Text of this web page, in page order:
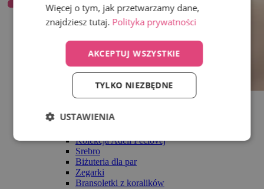
Wszystko w kategorii Biżuteria
Bransoletki
Kolekcja Adéli Pečlovej
Srebro
Biżuteria dla par
Zegarki
Bransoletki z koralików
Więcej o tym, jak przetwarzamy dane,
znajdziesz tutaj. Polityka prywatności
AKCEPTUJ WSZYSTKIE
TYLKO NIEZBĘDNE
USTAWIENIA